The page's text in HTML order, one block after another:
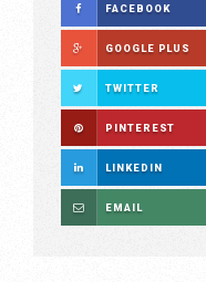
FACEBOOK
GOOGLE PLUS
TWITTER
PINTEREST
LINKEDIN
EMAIL